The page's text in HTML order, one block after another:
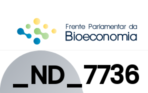
content
_ND_7736